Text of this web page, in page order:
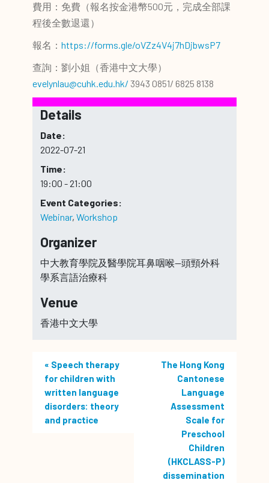
費用：免費（報名按金港幣500元，完成全部課
程後全數退還）
報名： https://forms.gle/oVZz4V4j7hDjbwsP7
查詢：劉小姐（香港中文大學）
evelynlau@cuhk.edu.hk/ 3943 0851/ 6825 8138
Details
Date:
2022-07-21
Time:
19:00 - 21:00
Event Categories:
Webinar,Workshop
Organizer
中大教育學院及醫學院耳鼻咽喉—頭頸外科
學系言語治療科
Venue
香港中文大學
« Speech therapy
for children with
written language
disorders: theory
and practice
The Hong Kong
Cantonese
Language
Assessment
Scale for
Preschool
Children
(HKCLASS-P)
dissemination